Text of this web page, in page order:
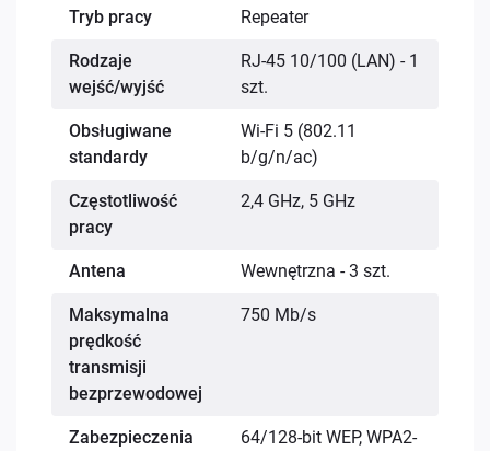
Tryb pracy Repeater
Rodzaje
wejść/wyjść
RJ-45 10/100 (LAN) - 1
szt.
Obsługiwane
standardy
Wi-Fi 5 (802.11
b/g/n/ac)
Częstotliwość
pracy
2,4 GHz, 5 GHz
Antena Wewnętrzna - 3 szt.
Maksymalna
prędkość
transmisji
bezprzewodowej
750 Mb/s
Zabezpieczenia
64/128-bit WEP, WPA2-